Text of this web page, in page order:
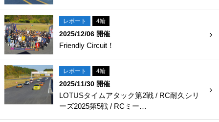
レポート 4輪
2025/12/06 開催
Friendly Circuit！
レポート 4輪
2025/11/30 開催
LOTUSタイムアタック第2戦 / RC耐久シリ
ーズ2025第5戦 / RCミー…